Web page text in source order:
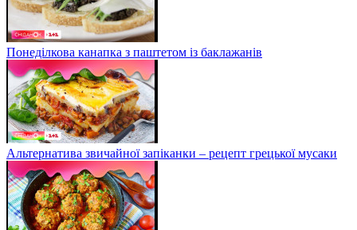
Понеділкова канапка з паштетом із баклажанів
Альтернатива звичайної запіканки – рецепт грецької мусаки